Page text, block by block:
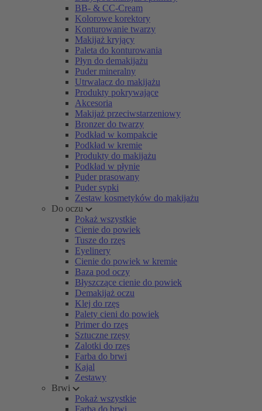
BB- & CC-Cream
Kolorowe korektory
Konturowanie twarzy
Makijaż kryjący
Paleta do konturowania
Płyn do demakijażu
Puder mineralny
Utrwalacz do makijażu
Produkty pokrywające
Akcesoria
Makijaż przeciwstarzeniowy
Bronzer do twarzy
Podkład w kompakcie
Podkład w kremie
Produkty do makijażu
Podkład w płynie
Puder prasowany
Puder sypki
Zestaw kosmetyków do makijażu
Do oczu
Pokaż wszystkie
Cienie do powiek
Tusze do rzęs
Eyelinery
Cienie do powiek w kremie
Baza pod oczy
Błyszczące cienie do powiek
Demakijaż oczu
Klej do rzęs
Palety cieni do powiek
Primer do rzęs
Sztuczne rzęsy
Zalotki do rzęs
Farba do brwi
Kajal
Zestawy
Brwi
Pokaż wszystkie
Farba do brwi